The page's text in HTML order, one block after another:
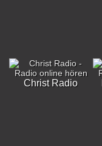
Christ Radio